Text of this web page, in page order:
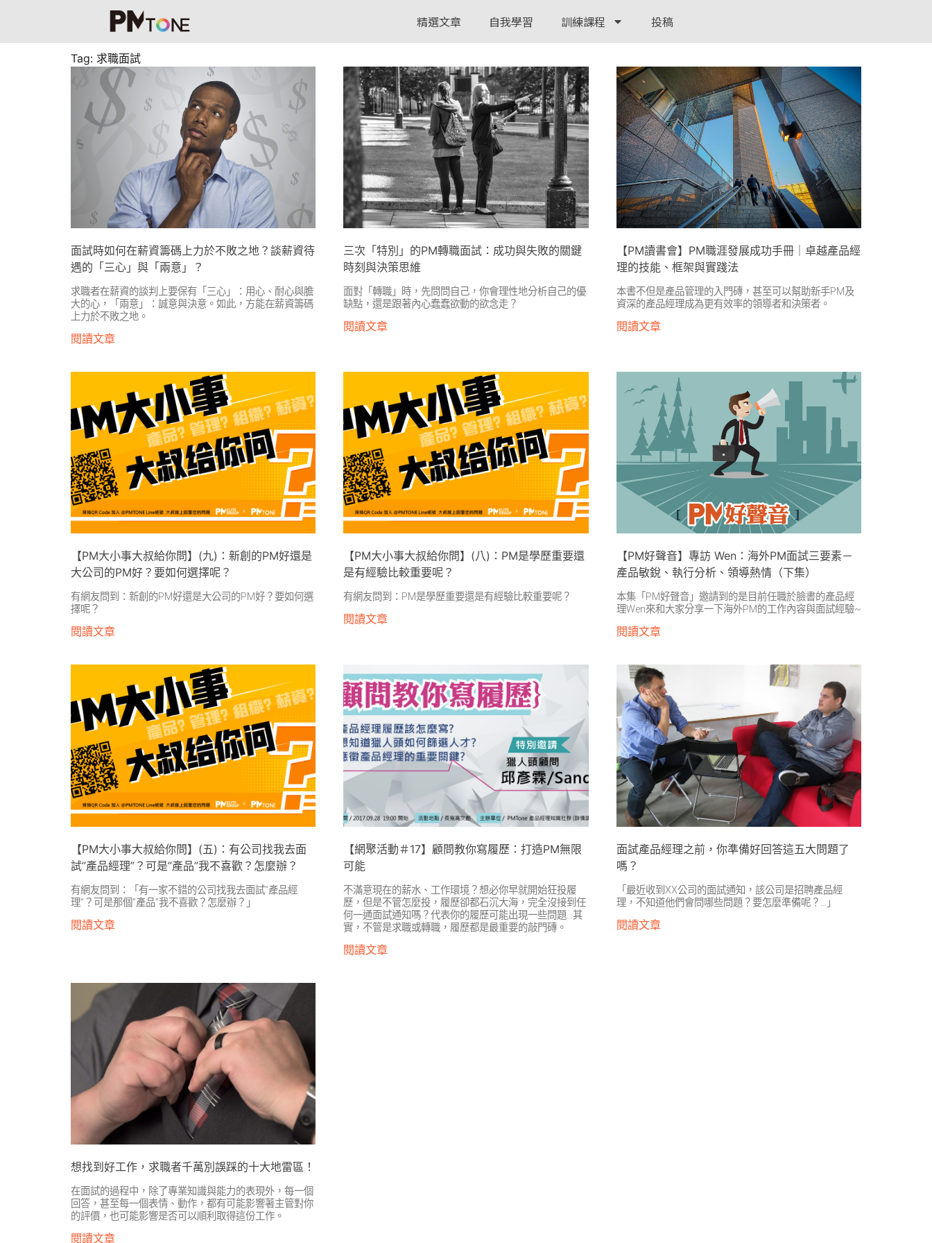
精選文章 自我學習 訓練課程 投稿
Tag: 求職面試
面試時如何在薪資籌碼上力於不敗之地？談薪資待
遇的「三心」與「兩意」？
求職者在薪資的談判上要保有「三心」：用心、耐心與膽
大的心，「兩意」：誠意與決意。如此，方能在薪資籌碼
上力於不敗之地。
閱讀文章
三次「特別」的PM轉職面試：成功與失敗的關鍵
時刻與決策思維
面對「轉職」時，先問問自己，你會理性地分析自己的優
缺點，還是跟著內心蠢蠢欲動的欲念走？
閱讀文章
【PM讀書會】PM職涯發展成功手冊｜卓越產品經
理的技能、框架與實踐法
本書不但是產品管理的入門磚，甚至可以幫助新手PM及
資深的產品經理成為更有效率的領導者和決策者。
閱讀文章
【PM大小事大叔給你問】(九)：新創的PM好還是
大公司的PM好？要如何選擇呢？
有網友問到：新創的PM好還是大公司的PM好？要如何選
擇呢？
閱讀文章
【PM大小事大叔給你問】(八)：PM是學歷重要還
是有經驗比較重要呢？
有網友問到：PM是學歷重要還是有經驗比較重要呢？
閱讀文章
【PM好聲音】專訪 Wen：海外PM面試三要素－
產品敏銳、執行分析、領導熱情（下集）
本集「PM好聲音」邀請到的是目前任職於臉書的產品經
理Wen來和大家分享一下海外PM的工作內容與面試經驗~
閱讀文章
【PM大小事大叔給你問】(五)：有公司找我去面
試”產品經理”？可是”產品”我不喜歡？怎麼辦？
有網友問到：「有一家不錯的公司找我去面試”產品經
理”？可是那個”產品”我不喜歡？怎麼辦？」
閱讀文章
【網聚活動＃17】顧問教你寫履歷：打造PM無限
可能
不滿意現在的薪水、工作環境？想必你早就開始狂投履
歷，但是不管怎麼投，履歷卻都石沉大海，完全沒接到任
何一通面試通知嗎？代表你的履歷可能出現一些問題…其
實，不管是求職或轉職，履歷都是最重要的敲門磚。
閱讀文章
面試產品經理之前，你準備好回答這五大問題了
嗎？
「最近收到XX公司的面試通知，該公司是招聘產品經
理，不知道他們會問哪些問題？要怎麼準備呢？…」
閱讀文章
想找到好工作，求職者千萬別誤踩的十大地雷區！
在面試的過程中，除了專業知識與能力的表現外，每一個
回答，甚至每一個表情、動作，都有可能影響著主管對你
的評價，也可能影響是否可以順利取得這份工作。
閱讀文章